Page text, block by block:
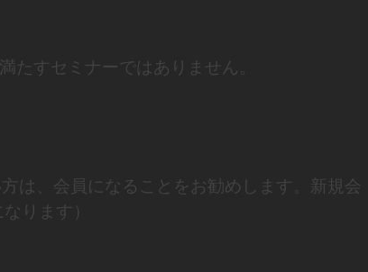
すセミナーではありません。
は、会員になることをお勧めします。新規会
ります）